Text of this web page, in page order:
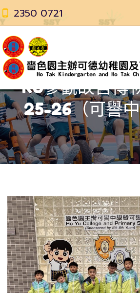
2350 0721
K3參觀故宮博
25-26（可譽中